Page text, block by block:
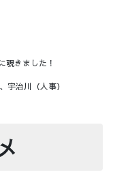
覗きました！
宇治川（人事）